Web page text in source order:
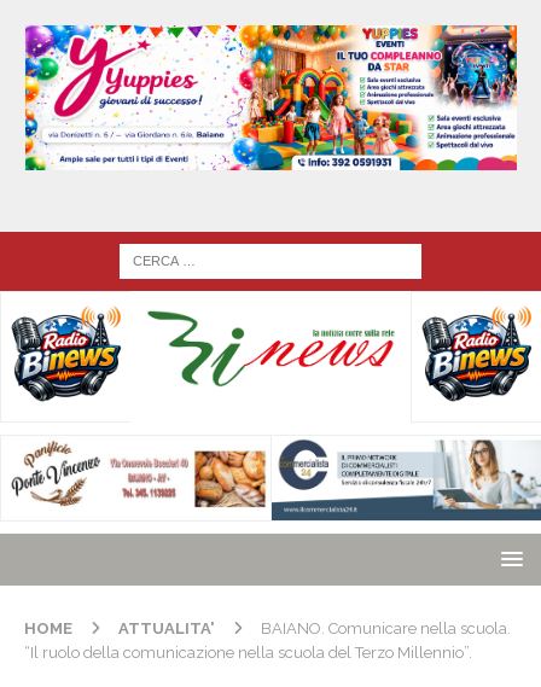
HOME ATTUALITA'
BAIANO. Comunicare nella scuola.
“Il ruolo della comunicazione nella scuola del Terzo Millennio”.